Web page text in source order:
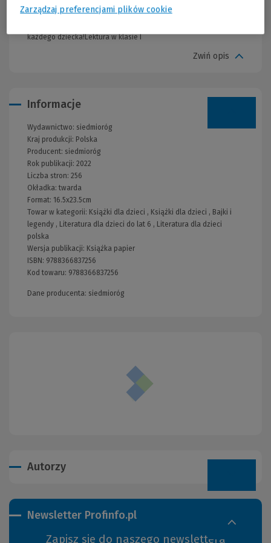
ciepła i radości ilustracjami, a wydana z edytorską starannością
każdego dziecka!Lektura w klasie I
Zwiń opis
Informacje
Wydawnictwo: siedmioróg
Kraj produkcji: Polska
Producent: siedmioróg
Rok publikacji: 2022
Liczba stron: 256
Okładka:twarda
Format: 16.5x23.5cm
Towar w kategorii: Książki dla dzieci , Książki dla dzieci , Bajki i
legendy , Literatura dla dzieci do lat 6 , Literatura dla dzieci
polska
Wersja publikacji: Książka papier
ISBN: 9788366837256
Kod towaru: 9788366837256
Dane producenta: siedmioróg
Autorzy
Newsletter Profinfo.pl
Zapisz się do naszego newslettera
Zarządzaj preferencjami plików cookie